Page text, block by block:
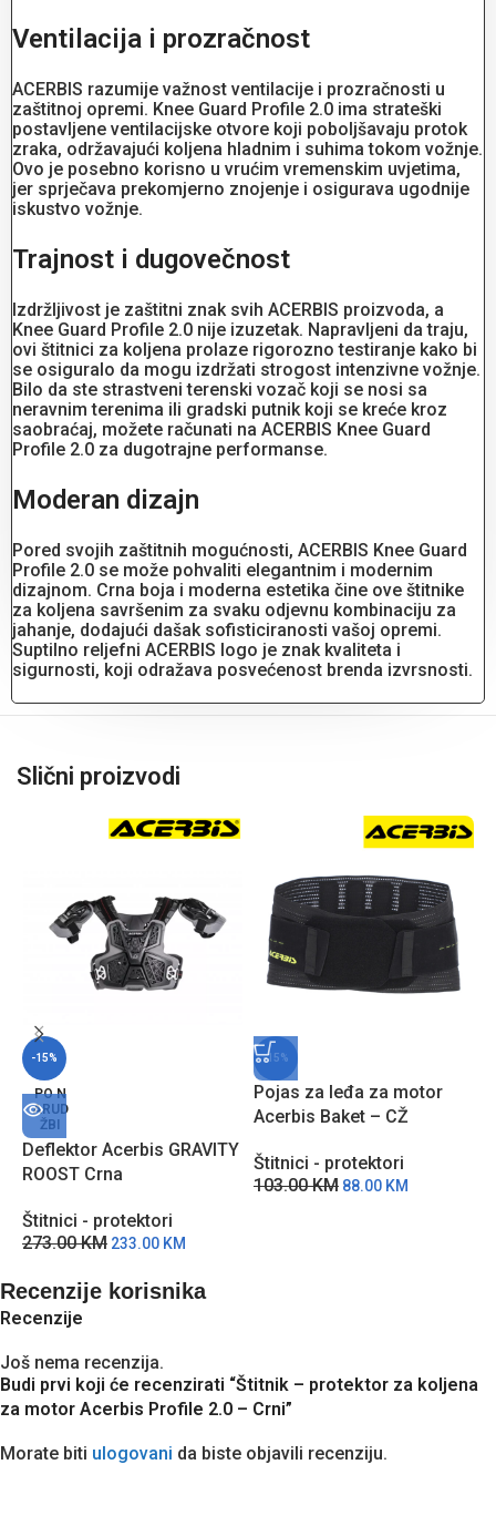
Ventilacija i prozračnost
ACERBIS razumije važnost ventilacije i prozračnosti u
zaštitnoj opremi. Knee Guard Profile 2.0 ima strateški
postavljene ventilacijske otvore koji poboljšavaju protok
zraka, održavajući koljena hladnim i suhima tokom vožnje.
Ovo je posebno korisno u vrućim vremenskim uvjetima,
jer sprječava prekomjerno znojenje i osigurava ugodnije
iskustvo vožnje.
Trajnost i dugovečnost
Izdržljivost je zaštitni znak svih ACERBIS proizvoda, a
Knee Guard Profile 2.0 nije izuzetak. Napravljeni da traju,
ovi štitnici za koljena prolaze rigorozno testiranje kako bi
se osiguralo da mogu izdržati strogost intenzivne vožnje.
Bilo da ste strastveni terenski vozač koji se nosi sa
neravnim terenima ili gradski putnik koji se kreće kroz
saobraćaj, možete računati na ACERBIS Knee Guard
Profile 2.0 za dugotrajne performanse.
Moderan dizajn
Pored svojih zaštitnih mogućnosti, ACERBIS Knee Guard
Profile 2.0 se može pohvaliti elegantnim i modernim
dizajnom. Crna boja i moderna estetika čine ove štitnike
za koljena savršenim za svaku odjevnu kombinaciju za
jahanje, dodajući dašak sofisticiranosti vašoj opremi.
Suptilno reljefni ACERBIS logo je znak kvaliteta i
sigurnosti, koji odražava posvećenost brenda izvrsnosti.
Slični proizvodi
-15%
PO N
ARUD
ŽBI
Deflektor Acerbis GRAVITY
ROOST Crna
Štitnici - protektori
273.00KM 233.00 KM
-15%
Pojas za leđa za motor
Acerbis Baket – CŽ
Štitnici - protektori
103.00KM 88.00 KM
Recenzije korisnika
Recenzije
Još nema recenzija.
Budi prvi koji će recenzirati “Štitnik – protektor za koljena
za motor Acerbis Profile 2.0 – Crni”
Morate biti ulogovani da biste objavili recenziju.